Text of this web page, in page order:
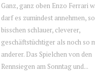
Ganz, ganz oben Enzo Ferrari
darf es zumindest annehmen,
bisschen schlauer, cleverer,
geschäftstüchtiger als noch so
anderer. Das Spielchen von den
Rennsiegen am Sonntag und...